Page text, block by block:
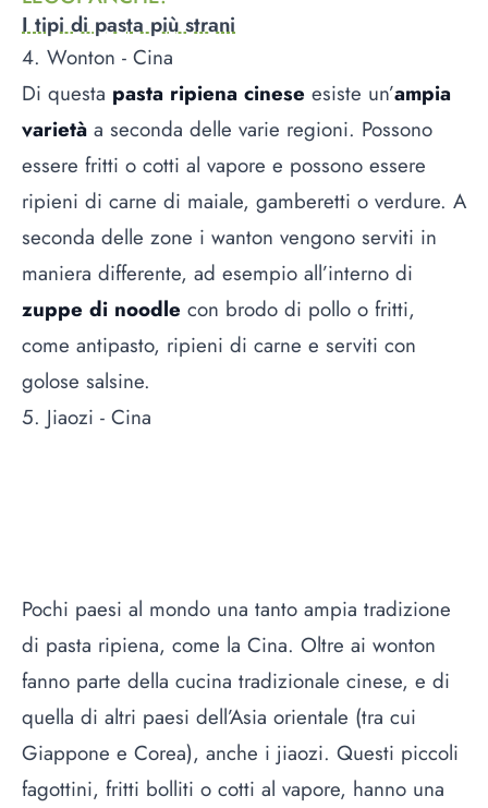
I tipi di pasta più strani
4. Wonton - Cina
Di questa pasta ripiena cinese esiste un’ampia
varietà a seconda delle varie regioni. Possono
essere fritti o cotti al vapore e possono essere
ripieni di carne di maiale, gamberetti o verdure. A
seconda delle zone i wanton vengono serviti in
maniera differente, ad esempio all’interno di
zuppe di noodle con brodo di pollo o fritti,
come antipasto, ripieni di carne e serviti con
golose salsine.
5. Jiaozi - Cina
Pochi paesi al mondo una tanto ampia tradizione
di pasta ripiena, come la Cina. Oltre ai wonton
fanno parte della cucina tradizionale cinese, e di
quella di altri paesi dell’Asia orientale (tra cui
Giappone e Corea), anche i jiaozi. Questi piccoli
fagottini, fritti bolliti o cotti al vapore, hanno una